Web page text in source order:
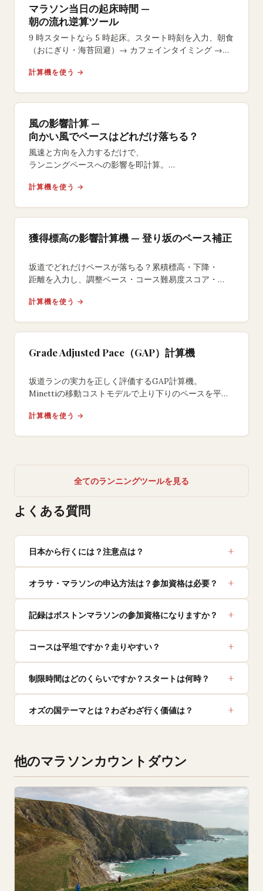
マラソン当日の起床時間 —
朝の流れ逆算ツール
9 時スタートなら 5 時起床。スタート時刻を入力、朝食
（おにぎり・海苔回避）→ カフェインタイミング →
計算機を使う →
風の影響計算 —
向かい風でペースはどれだけ落ちる？
風速と方向を入力するだけで、
ランニングペースへの影響を即計算。
レース当日の風対策に。
計算機を使う →
獲得標高の影響計算機 — 登り坂のペース補正
坂道でどれだけペースが落ちる？累積標高・下降・
距離を入力し、調整ペース・コース難易度スコア・
計算機を使う →
Grade Adjusted Pace（GAP）計算機
坂道ランの実力を正しく評価するGAP計算機。
Minettiの移動コストモデルで上り下りのペースを平地
無料ツール。
計算機を使う →
全てのランニングツールを見る
よくある質問
日本から行くには？注意点は？
オラサ・マラソンの申込方法は？参加資格は必要？
記録はボストンマラソンの参加資格になりますか？
コースは平坦ですか？走りやすい？
制限時間はどのくらいですか？スタートは何時？
オズの国テーマとは？わざわざ行く価値は？
他のマラソンカウントダウン